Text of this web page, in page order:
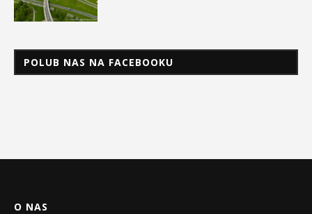
POLUB NAS NA FACEBOOKU
O NAS